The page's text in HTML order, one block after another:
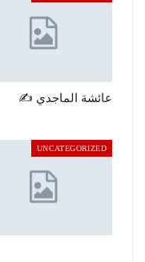
عائشة الماجدي ✍️
UNCATEGORIZED